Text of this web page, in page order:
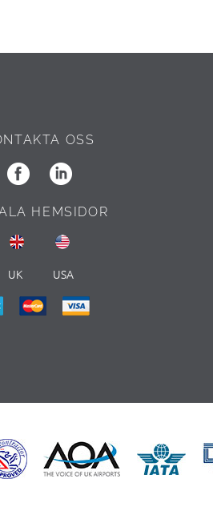
OSS
HEMSIDOR
UK USA